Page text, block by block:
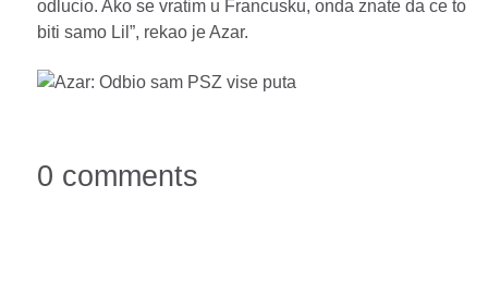
odlucio. Ako se vratim u Francusku, onda znate da ce to
biti samo Lil”, rekao je Azar.
0 comments